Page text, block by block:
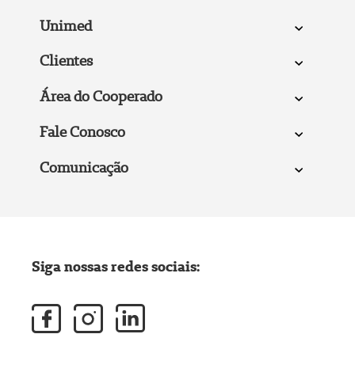
Unimed
Clientes
Área do Cooperado
Fale Conosco
Comunicação
Siga nossas redes sociais: